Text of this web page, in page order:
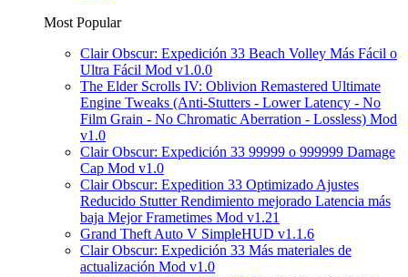
Most Popular
Clair Obscur: Expedición 33 Beach Volley Más Fácil o
Ultra Fácil Mod v1.0.0
The Elder Scrolls IV: Oblivion Remastered Ultimate
Engine Tweaks (Anti-Stutters - Lower Latency - No
Film Grain - No Chromatic Aberration - Lossless) Mod
v1.0
Clair Obscur: Expedición 33 99999 o 999999 Damage
Cap Mod v1.0
Clair Obscur: Expedition 33 Optimizado Ajustes
Reducido Stutter Rendimiento mejorado Latencia más
baja Mejor Frametimes Mod v1.21
Grand Theft Auto V SimpleHUD v1.1.6
Clair Obscur: Expedición 33 Más materiales de
actualización Mod v1.0